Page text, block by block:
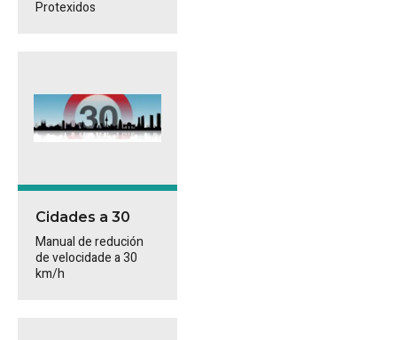
Protexidos
Cidades a 30
Manual de redución
de velocidade a 30
km/h